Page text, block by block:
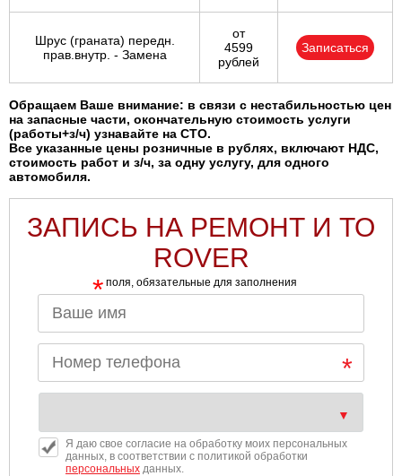
Шрус (граната) передн.
прав.внутр. - Замена
от
4599
рублей
Записаться
Обращаем Ваше внимание: в связи с нестабильностью цен
на запасные части, окончательную стоимость услуги
(работы+з/ч) узнавайте на СТО.
Все указанные цены розничные в рублях, включают НДС,
стоимость работ и з/ч, за одну услугу, для одного
автомобиля.
ЗАПИСЬ НА РЕМОНТ И ТО
ROVER
* поля, обязательные для заполнения
Я даю свое согласие на обработку моих персональных
данных, в соответствии с политикой обработки
персональныхданных.